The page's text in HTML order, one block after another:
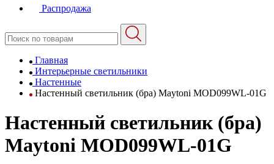
Распродажа
Главная
Интерьерные светильники
Настенные
Настенный светильник (бра) Maytoni MOD099WL-01G
Настенный светильник (бра)
Maytoni MOD099WL-01G